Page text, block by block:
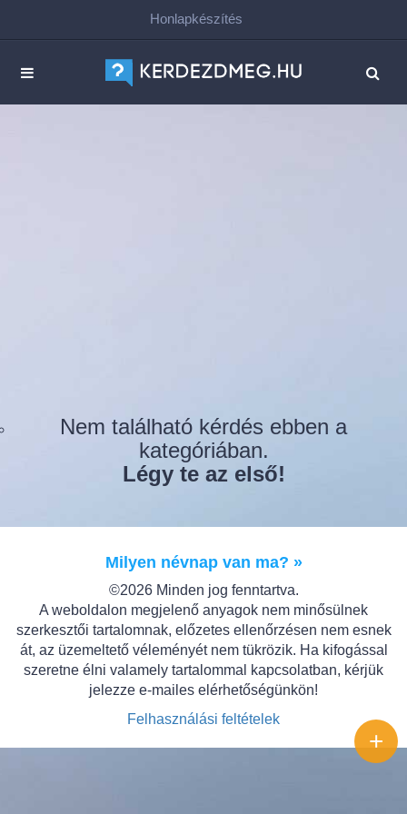
Honlapkészítés
Nem található kérdés ebben a
kategóriában.
Légy te az első!
Milyen névnap van ma? »
©2026 Minden jog fenntartva.
A weboldalon megjelenő anyagok nem minősülnek
szerkesztői tartalomnak, előzetes ellenőrzésen nem esnek
át, az üzemeltető véleményét nem tükrözik. Ha kifogással
szeretne élni valamely tartalommal kapcsolatban, kérjük
jelezze e-mailes elérhetőségünkön!
Felhasználási feltételek
+